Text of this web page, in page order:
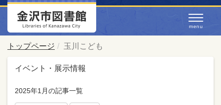
トップページ 玉川こども
イベント・展示情報
2025年1月の記事一覧